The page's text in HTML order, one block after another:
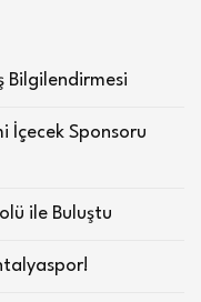
Bilgilendirmesi
İçecek Sponsoru
ile Buluştu